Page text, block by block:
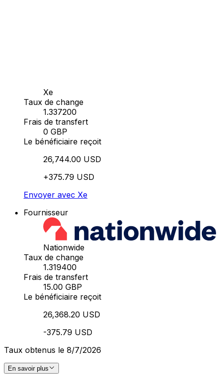
Xe
Taux de change
1.337200
Frais de transfert
0 GBP
Le bénéficiaire reçoit
26,744.00 USD
+375.79 USD
Envoyer avec Xe
Fournisseur
Nationwide
Taux de change
1.319400
Frais de transfert
15.00 GBP
Le bénéficiaire reçoit
26,368.20 USD
-375.79 USD
Taux obtenus le 8/7/2026
En savoir plus